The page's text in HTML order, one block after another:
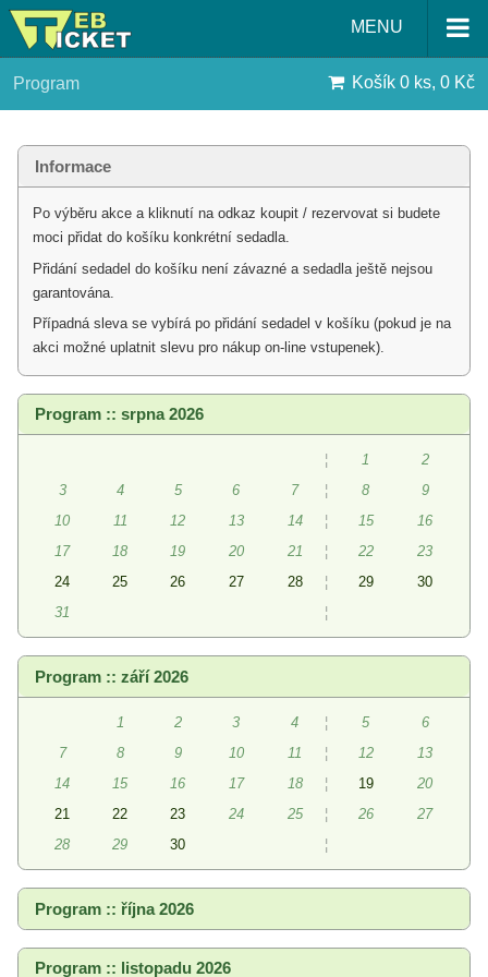
MENU
Program Košík 0 ks, 0 Kč
Informace
Po výběru akce a kliknutí na odkaz koupit / rezervovat si budete
moci přidat do košíku konkrétní sedadla.
Přidání sedadel do košíku není závazné a sedadla ještě nejsou
garantována.
Případná sleva se vybírá po přidání sedadel v košíku (pokud je na
akci možné uplatnit slevu pro nákup on-line vstupenek).
Program :: srpna 2026
¦ 1
2
3
4 5 6 7 ¦ 8
9
10
11 12 13 14 ¦ 15
16
17
18 19 20 21 ¦ 22
23
24
25 26 27 28 ¦ 29
30
31
¦
Program :: září 2026
1 2 3 4 ¦ 5
6
7
8 9 10 11 ¦ 12
13
14
15 16 17 18 ¦ 19
20
21
22 23 24 25 ¦ 26
27
28
29 30 ¦
Program :: října 2026
Program :: listopadu 2026